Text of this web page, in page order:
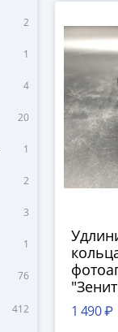
2
1
4
20
1
2
3
1
76
412 1 490 ₽